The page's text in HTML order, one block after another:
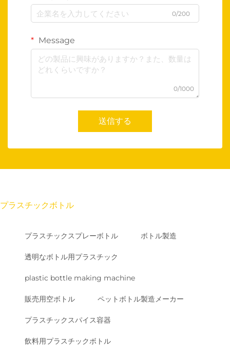
0/200
Message
0/1000
送信する
プラスチックボトル
プラスチックスプレーボトル ボトル製造
透明なボトル用プラスチック
plastic bottle making machine
販売用空ボトル ペットボトル製造メーカー
プラスチックスパイス容器
飲料用プラスチックボトル